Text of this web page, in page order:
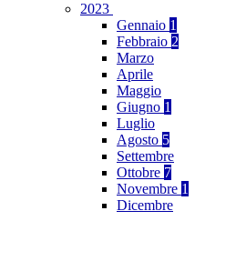
2023
Gennaio 1
Febbraio 2
Marzo
Aprile
Maggio
Giugno 1
Luglio
Agosto 5
Settembre
Ottobre 7
Novembre 1
Dicembre